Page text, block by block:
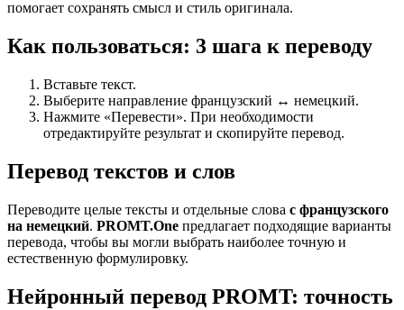
помогает сохранять смысл и стиль оригинала.
Как пользоваться: 3 шага к переводу
Вставьте текст.
Выберите направление французский ↔ немецкий.
Нажмите «Перевести». При необходимости
отредактируйте результат и скопируйте перевод.
Перевод текстов и слов
Переводите целые тексты и отдельные слова с французского
на немецкий. PROMT.One предлагает подходящие варианты
перевода, чтобы вы могли выбрать наиболее точную и
естественную формулировку.
Нейронный перевод PROMT: точность